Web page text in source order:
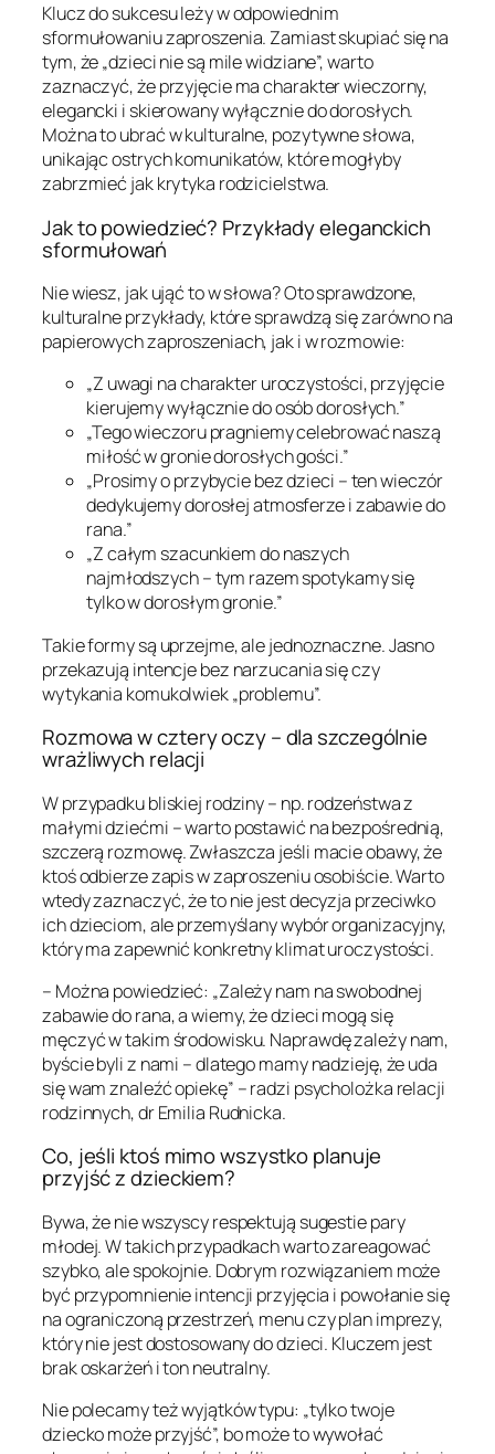
Klucz do sukcesu leży w odpowiednim
sformułowaniu zaproszenia. Zamiast skupiać się na
tym, że „dzieci nie są mile widziane”, warto
zaznaczyć, że przyjęcie ma charakter wieczorny,
elegancki i skierowany wyłącznie do dorosłych.
Można to ubrać w kulturalne, pozytywne słowa,
unikając ostrych komunikatów, które mogłyby
zabrzmieć jak krytyka rodzicielstwa.
Jak to powiedzieć? Przykłady eleganckich
sformułowań
Nie wiesz, jak ująć to w słowa? Oto sprawdzone,
kulturalne przykłady, które sprawdzą się zarówno na
papierowych zaproszeniach, jak i w rozmowie:
„Z uwagi na charakter uroczystości, przyjęcie
kierujemy wyłącznie do osób dorosłych.”
„Tego wieczoru pragniemy celebrować naszą
miłość w gronie dorosłych gości.”
„Prosimy o przybycie bez dzieci – ten wieczór
dedykujemy dorosłej atmosferze i zabawie do
rana.”
„Z całym szacunkiem do naszych
najmłodszych – tym razem spotykamy się
tylko w dorosłym gronie.”
Takie formy są uprzejme, ale jednoznaczne. Jasno
przekazują intencje bez narzucania się czy
wytykania komukolwiek „problemu”.
Rozmowa w cztery oczy – dla szczególnie
wrażliwych relacji
W przypadku bliskiej rodziny – np. rodzeństwa z
małymi dziećmi – warto postawić na bezpośrednią,
szczerą rozmowę. Zwłaszcza jeśli macie obawy, że
ktoś odbierze zapis w zaproszeniu osobiście. Warto
wtedy zaznaczyć, że to nie jest decyzja przeciwko
ich dzieciom, ale przemyślany wybór organizacyjny,
który ma zapewnić konkretny klimat uroczystości.
– Można powiedzieć: „Zależy nam na swobodnej
zabawie do rana, a wiemy, że dzieci mogą się
męczyć w takim środowisku. Naprawdę zależy nam,
byście byli z nami – dlatego mamy nadzieję, że uda
się wam znaleźć opiekę” – radzi psycholożka relacji
rodzinnych, dr Emilia Rudnicka.
Co, jeśli ktoś mimo wszystko planuje
przyjść z dzieckiem?
Bywa, że nie wszyscy respektują sugestie pary
młodej. W takich przypadkach warto zareagować
szybko, ale spokojnie. Dobrym rozwiązaniem może
być przypomnienie intencji przyjęcia i powołanie się
na ograniczoną przestrzeń, menu czy plan imprezy,
który nie jest dostosowany do dzieci. Kluczem jest
brak oskarżeń i ton neutralny.
Nie polecamy też wyjątków typu: „tylko twoje
dziecko może przyjść”, bo może to wywołać